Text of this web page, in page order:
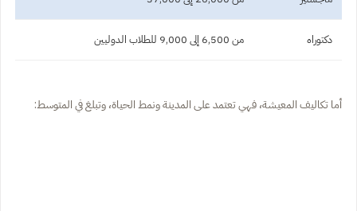
دكتوراه من 6,500 إلى 9,000 للطلاب الدوليين
أما تكاليف المعيشة، فهي تعتمد على المدينة ونمط الحياة، وتبلغ في المتوسط: